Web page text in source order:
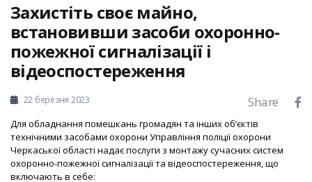
Захистіть своє майно,
встановивши засоби охоронно-
пожежної сигналізації і
відеоспостереження
22 березня 2023 Share
Для обладнання помешкань громадян та інших об’єктів
технічними засобами охорони Управління поліції охорони
Черкаської області надає послуги з монтажу сучасних систем
охоронно-пожежної сигналізації та відеоспостереження, що
включають в себе: